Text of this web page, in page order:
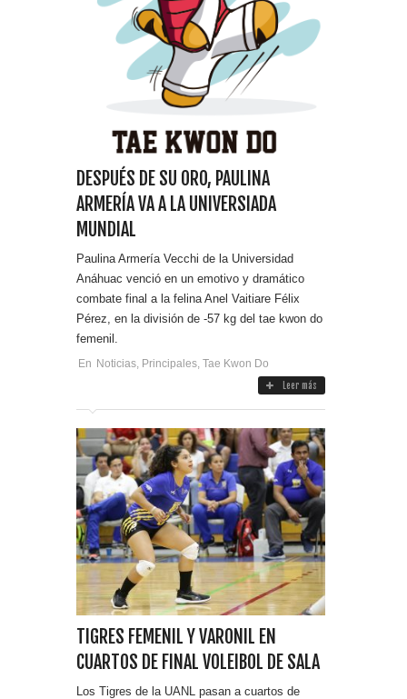
DESPUÉS DE SU ORO, PAULINA
ARMERÍA VA A LA UNIVERSIADA
MUNDIAL
Paulina Armería Vecchi de la Universidad
Anáhuac venció en un emotivo y dramático
combate final a la felina Anel Vaitiare Félix
Pérez, en la división de -57 kg del tae kwon do
femenil.
En Noticias Principales Tae Kwon Do
Leer más
TIGRES FEMENIL Y VARONIL EN
CUARTOS DE FINAL VOLEIBOL DE SALA
Los Tigres de la UANL pasan a cuartos de